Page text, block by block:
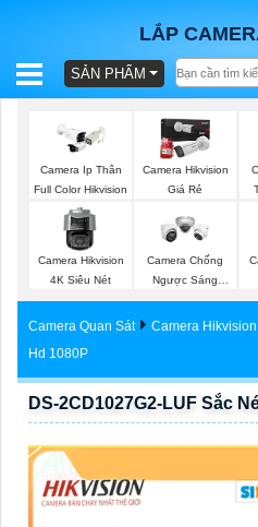
LẮP
BÁO
GÓI
SẢN
TƯ
LẮP
ĐẶT
SẢN PHẨM
Camera Ip Thân
Full Color Hikvision
Camera Hikvision
Giá Rẻ
Camera Hikvision
4K Siêu Nét
Camera Chống
Ngược Sáng
Hikvision
Camera Quan Sát Camera
Hd 1080P
DS-2CD1027G2-LUF Sắc